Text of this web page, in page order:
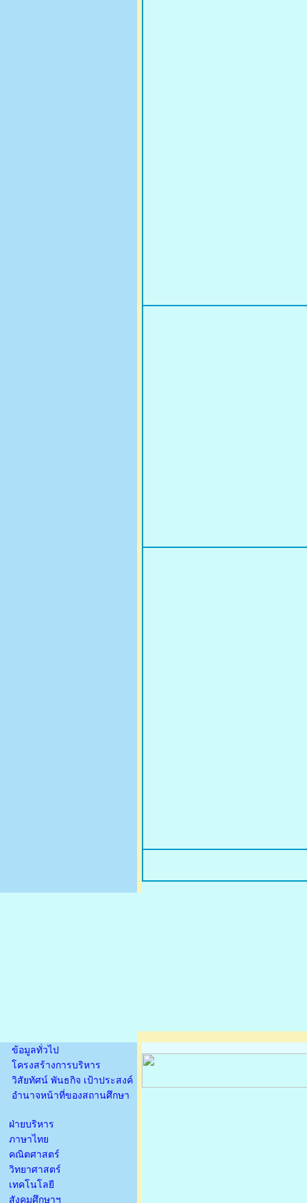
ข้อมูลทั่วไป
โครงสร้างการบริหาร
วิสัยทัศน์ พันธกิจ เป้าประสงค์
อำนาจหน้าที่ของสถานศึกษา
ฝ่ายบริหาร
ภาษาไทย
คณิตศาสตร์
วิทยาศาสตร์
เทคโนโลยี
สังคมศึกษาฯ